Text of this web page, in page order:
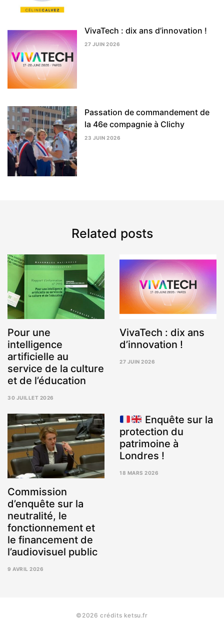
VivaTech : dix ans d’innovation !
27 JUIN 2026
Passation de commandement de
la 46e compagnie à Clichy
23 JUIN 2026
Related posts
Pour une
intelligence
artificielle au
service de la culture
et de l’éducation
30 JUILLET 2026
2026
VivaTech : dix ans
d’innovation !
27 JUIN 2026
Commission
d’enquête sur la
neutralité, le
fonctionnement et
le financement de
l’audiovisuel public
9 AVRIL 2026
Enquête sur la
protection du
patrimoine à
Londres !
18 MARS 2026
©2026 crédits ketsu.fr